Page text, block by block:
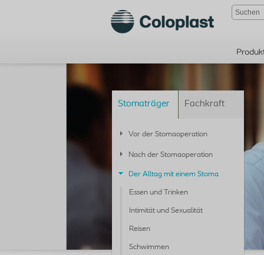
Stomaträger
Vor der Stomaoperation
Nach der Stomaoperation
Der Alltag mit einem Stoma
Essen und Trinken
Intimität und Sexualität
Reisen
Schwimmen
Fachkraft